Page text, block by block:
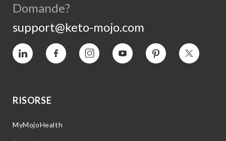
Domande?
support@keto-mojo.com
Vimeo Facebook InstagramYouTube Pinterest Twitter
RISORSE
MyMojoHealth